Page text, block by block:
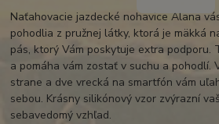
Naťahovacie jazdecké nohavice Alana
pohodlia z pružnej látky, ktorá je mäkká
pás, ktorý Vám poskytuje extra podporu.
a pomáha vám zostať v suchu a pohodlí.
strane a dve vrecká na smartfón vám
sebou. Krásny silikónový vzor zvýrazní
sebavedomý vzhľad.